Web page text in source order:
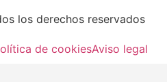
los derechos reservados
de cookiesAviso legal